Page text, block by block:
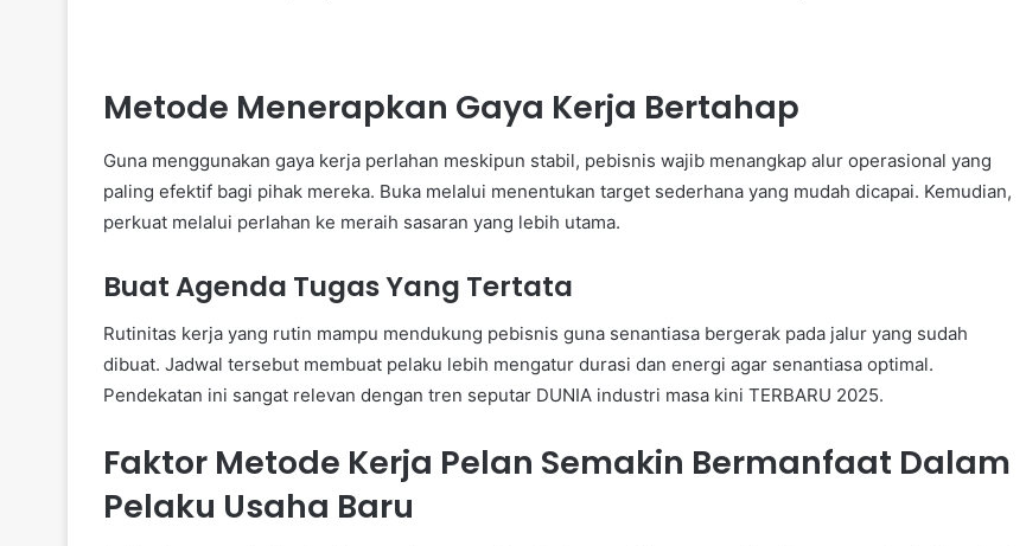
Metode Menerapkan Gaya Kerja Bertahap
Guna menggunakan gaya kerja perlahan meskipun stabil, pebisnis wajib menangkap alur operasional yang
paling efektif bagi pihak mereka. Buka melalui menentukan target sederhana yang mudah dicapai. Kemudian,
perkuat melalui perlahan ke meraih sasaran yang lebih utama.
Buat Agenda Tugas Yang Tertata
Rutinitas kerja yang rutin mampu mendukung pebisnis guna senantiasa bergerak pada jalur yang sudah
dibuat. Jadwal tersebut membuat pelaku lebih mengatur durasi dan energi agar senantiasa optimal.
Pendekatan ini sangat relevan dengan tren seputar DUNIA industri masa kini TERBARU 2025.
Faktor Metode Kerja Pelan Semakin Bermanfaat Dalam
Pelaku Usaha Baru